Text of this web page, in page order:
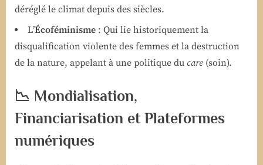
déréglé le climat depuis des siècles.
L’Écoféminisme : Qui lie historiquement la
disqualification violente des femmes et la destruction
de la nature, appelant à une politique du care (soin).
📉 Mondialisation,
Financiarisation et Plateformes
numériques